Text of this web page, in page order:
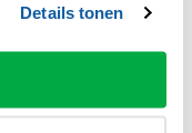
Details tonen